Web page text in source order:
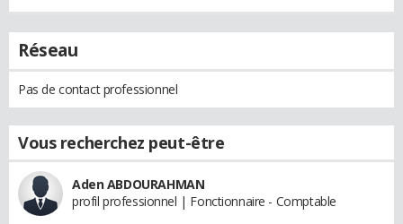
Réseau
Pas de contact professionnel
Vous recherchez peut-être
Aden ABDOURAHMAN
profil professionnel | Fonctionnaire - Comptable